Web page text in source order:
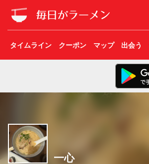
タイムライン クーポン マップ 出会う
一心